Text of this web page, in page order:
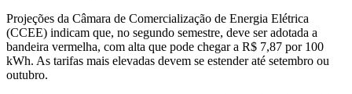
Projeções da Câmara de Comercialização de Energia Elétrica
(CCEE) indicam que, no segundo semestre, deve ser adotada a
bandeira vermelha, com alta que pode chegar a R$ 7,87 por 100
kWh. As tarifas mais elevadas devem se estender até setembro ou
outubro.